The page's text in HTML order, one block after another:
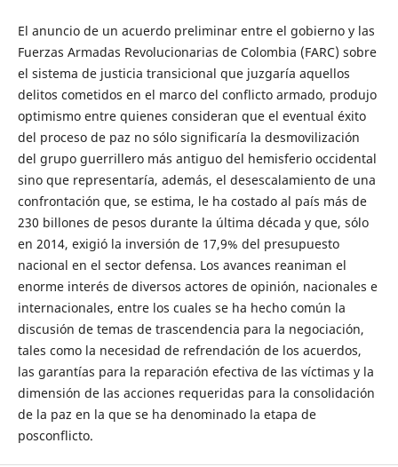
El anuncio de un acuerdo preliminar entre el gobierno y las
Fuerzas Armadas Revolucionarias de Colombia (FARC) sobre
el sistema de justicia transicional que juzgaría aquellos
delitos cometidos en el marco del conflicto armado, produjo
optimismo entre quienes consideran que el eventual éxito
del proceso de paz no sólo significaría la desmovilización
del grupo guerrillero más antiguo del hemisferio occidental
sino que representaría, además, el desescalamiento de una
confrontación que, se estima, le ha costado al país más de
230 billones de pesos durante la última década y que, sólo
en 2014, exigió la inversión de 17,9% del presupuesto
nacional en el sector defensa. Los avances reaniman el
enorme interés de diversos actores de opinión, nacionales e
internacionales, entre los cuales se ha hecho común la
discusión de temas de trascendencia para la negociación,
tales como la necesidad de refrendación de los acuerdos,
las garantías para la reparación efectiva de las víctimas y la
dimensión de las acciones requeridas para la consolidación
de la paz en la que se ha denominado la etapa de
posconflicto.